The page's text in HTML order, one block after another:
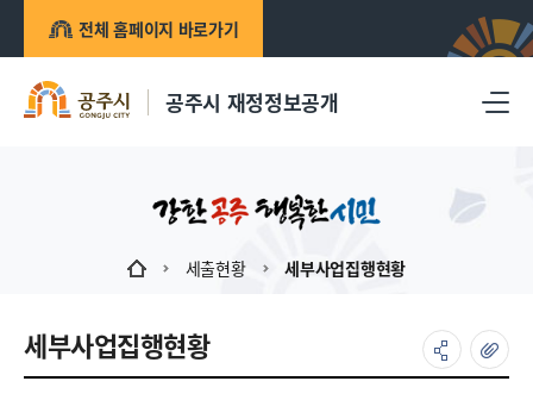
전체 홈페이지 바로가기
공주시 재정정보공개
세출현황 세부사업집행현황
세부사업집행현황